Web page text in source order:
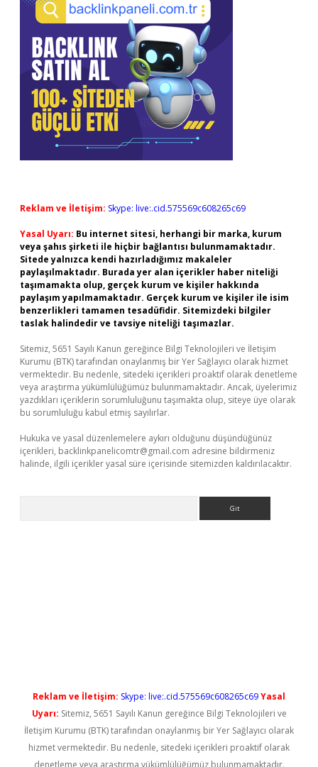
Reklam ve İletişim: Skype: live:.cid.575569c608265c69
Yasal Uyarı: Bu internet sitesi, herhangi bir marka, kurum
veya şahıs şirketi ile hiçbir bağlantısı bulunmamaktadır.
Sitede yalnızca kendi hazırladığımız makaleler
paylaşılmaktadır. Burada yer alan içerikler haber niteliği
taşımamakta olup, gerçek kurum ve kişiler hakkında
paylaşım yapılmamaktadır. Gerçek kurum ve kişiler ile isim
benzerlikleri tamamen tesadüfidir. Sitemizdeki bilgiler
taslak halindedir ve tavsiye niteliği taşımazlar.
Sitemiz, 5651 Sayılı Kanun gereğince Bilgi Teknolojileri ve İletişim
Kurumu (BTK) tarafından onaylanmış bir Yer Sağlayıcı olarak hizmet
vermektedir. Bu nedenle, sitedeki içerikleri proaktif olarak denetleme
veya araştırma yükümlülüğümüz bulunmamaktadır. Ancak, üyelerimiz
yazdıkları içeriklerin sorumluluğunu taşımakta olup, siteye üye olarak
bu sorumluluğu kabul etmiş sayılırlar.
Hukuka ve yasal düzenlemelere aykırı olduğunu düşündüğünüz
içerikleri, backlinkpanelicomtr@gmail.com adresine bildirmeniz
halinde, ilgili içerikler yasal süre içerisinde sitemizden kaldırılacaktır.
Reklam ve İletişim: Skype: live:.cid.575569c608265c69Yasal
Uyarı: Sitemiz, 5651 Sayılı Kanun gereğince Bilgi Teknolojileri ve
İletişim Kurumu (BTK) tarafından onaylanmış bir Yer Sağlayıcı olarak
hizmet vermektedir. Bu nedenle, sitedeki içerikleri proaktif olarak
denetleme veya araştırma yükümlülüğümüz bulunmamaktadır.